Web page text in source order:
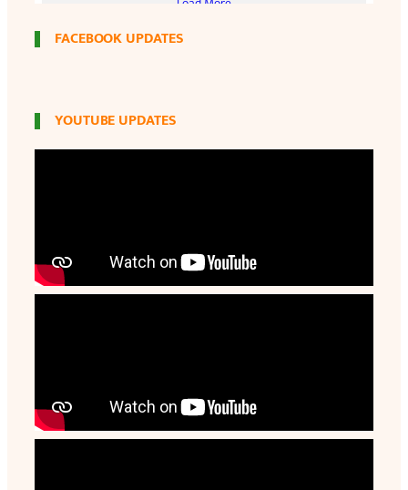
FACEBOOK UPDATES
YOUTUBE UPDATES